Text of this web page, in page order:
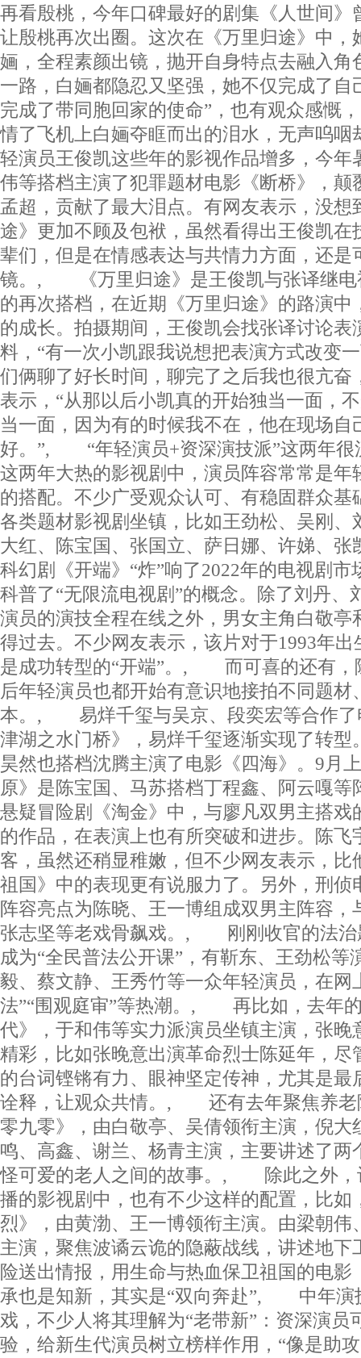
再看殷桃，今年口碑最好的剧集《人世间》
让殷桃再次出圈。这次在《万里归途》中，
婳，全程素颜出镜，抛开自身特点去融入角
一路，白婳都隐忍又坚强，她不仅完成了自
完成了带同胞回家的使命”，也有观众感慨
情了飞机上白婳夺眶而出的泪水，无声呜
轻演员王俊凯这些年的影视作品增多，今年
伟等搭档主演了犯罪题材电影《断桥》，颠
孟超，贡献了最大泪点。有网友表示，没想
途》更加不顾及包袱，虽然看得出王俊凯在
辈们，但是在情感表达与共情力方面，还是
镜。, 《万里归途》是王俊凯与张译继电
的再次搭档，在近期《万里归途》的路演中
的成长。拍摄期间，王俊凯会找张译讨论表
料，“有一次小凯跟我说想把表演方式改变
们俩聊了好长时间，聊完了之后我也很亢奋
表示，“从那以后小凯真的开始独当一面，
当一面，因为有的时候我不在，他在现场自
好。”, “年轻演员+资深演技派”这两年
这两年大热的影视剧中，演员阵容常常是年
的搭配。不少广受观众认可、有稳固群众基
各类题材影视剧坐镇，比如王劲松、吴刚、
大红、陈宝国、张国立、萨日娜、许娣
科幻剧《开端》“炸”响了2022年的电视剧
科普了“无限流电视剧”的概念。除了刘丹、
演员的演技全程在线之外，男女主角白敬亭
得过去。不少网友表示，该片对于1993年
是成功转型的“开端”。, 而可喜的还有，
后年轻演员也都开始有意识地接拍不同题材
本。, 易烊千玺与吴京、段奕宏等合作了
津湖之水门桥》，易烊千玺逐渐实现了转型
昊然也搭档沈腾主演了电影《四海》。9月
原》是陈宝国、马苏搭档丁程鑫、阿云
悬疑冒险剧《淘金》中，与廖凡双男主搭戏
的作品，在表演上也有所突破和进步。陈飞
客，虽然还稍显稚嫩，但不少网友表示，比
祖国》中的表现更有说服力了。另外，刑侦
阵容亮点为陈晓、王一博组成双男主阵容，
张志坚等老戏骨飙戏。, 刚刚收官的法治
成为“全民普法公开课”，有靳东、王劲松等
毅、蔡文静、王秀竹等一众年轻演员，在网
法”“围观庭审”等热潮。, 再比如，去年
代》，于和伟等实力派演员坐镇主演，张晚
精彩，比如张晚意出演革命烈士陈延年，尽
的台词铿锵有力、眼神坚定传神，尤其是最
诠释，让观众共情。, 还有去年聚焦养老
零九零》，由白敬亭、吴倩领衔主演，倪大
鸣、高鑫、谢兰、杨青主演，主要讲述了两
怪可爱的老人之间的故事。, 除此之外，
播的影视剧中，也有不少这样的配置，比如
烈》，由黄渤、王一博领衔主演。由梁朝伟
主演，聚焦波谲云诡的隐蔽战线，讲述地下
险送出情报，用生命与热血保卫祖国的
承也是知新，其实是“双向奔赴”, 中年演
戏，不少人将其理解为“老带新”：资深演员
验，给新生代演员树立榜样作用，“像是助